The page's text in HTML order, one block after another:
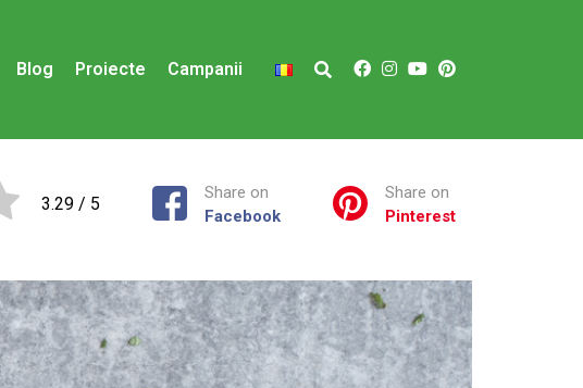
Blog Proiecte Campanii
3.29 / 5
Share on
Facebook
Share on
Pinterest